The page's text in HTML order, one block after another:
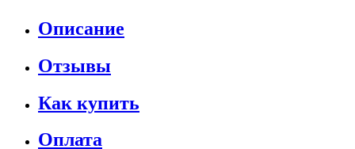
Описание
Отзывы
Как купить
Оплата